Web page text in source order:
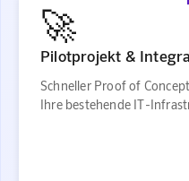
🚀
Pilotprojekt &
Schneller Proof of
Ihre bestehende IT-